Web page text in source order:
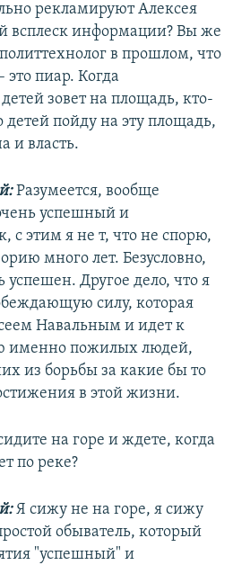
рекламируют Алексея
всплеск информации? Вы же
в прошлом, что
это пиар. Когда
зовет на площадь, кто-
детей пойду на эту площадь,
и власть.
Разумеется, вообще
успешный и
с этим я не т, что не спорю,
много лет. Безусловно,
успешен. Другое дело, что я
силу, которая
Навальным и идет к
именно пожилых людей,
из борьбы за какие бы то
в этой жизни.
на горе и ждете, когда
по реке?
Я сижу не на горе, я сижу
обыватель, который
"успешный" и